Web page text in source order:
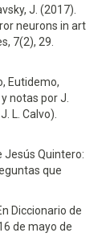
J. (2017).
neurons in art
7(2), 29.
Eutidemo,
notas por J.
L. Calvo).
Jesús Quintero:
que
Diccionario de
de mayo de